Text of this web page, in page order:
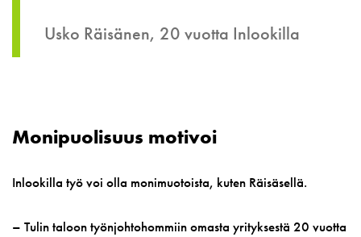
Usko Räisänen, 20 vuotta Inlookilla
Monipuolisuus motivoi
Inlookilla työ voi olla monimuotoista, kuten Räisäsellä.
– Tulin taloon työnjohtohommiin omasta yrityksestä 20 vuotta